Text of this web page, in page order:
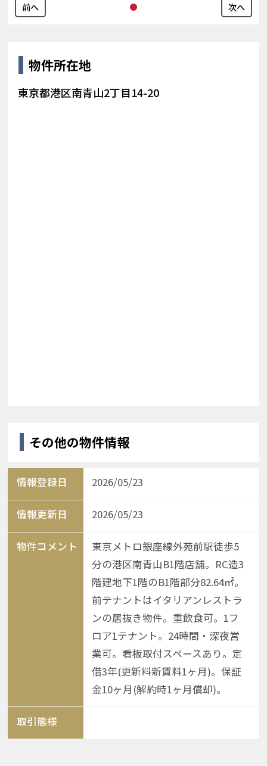
前へ 次へ
物件所在地
東京都港区南青山2丁目14-20
その他の物件情報
情報登録日 2026/05/23
情報更新日 2026/05/23
物件コメント
東京メトロ銀座線外苑前駅徒歩5
分の港区南青山B1階店舗。RC造3
階建地下1階のB1階部分82.64㎡。
前テナントはイタリアンレストラ
ンの居抜き物件。重飲食可。1フ
ロア1テナント。24時間・深夜営
業可。看板取付スペースあり。定
借3年(更新料新賃料1ヶ月)。保証
金10ヶ月(解約時1ヶ月償却)。
取引態様